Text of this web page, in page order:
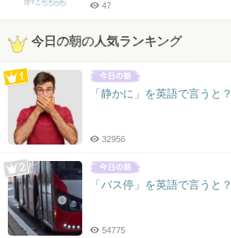
47
今日の朝の人気ランキング
「静かに」を英語で言うと？
32956
「バス停」を英語で言うと？
54775